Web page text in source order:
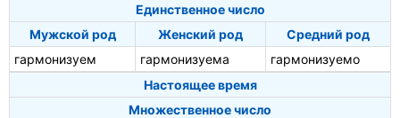
Единственное число
Мужской род
Женский род
Средний род
гармонизуем
гармонизуема
гармонизуемо
Настоящее время
Множественное число